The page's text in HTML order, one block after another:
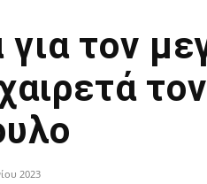
τον
τον
2023